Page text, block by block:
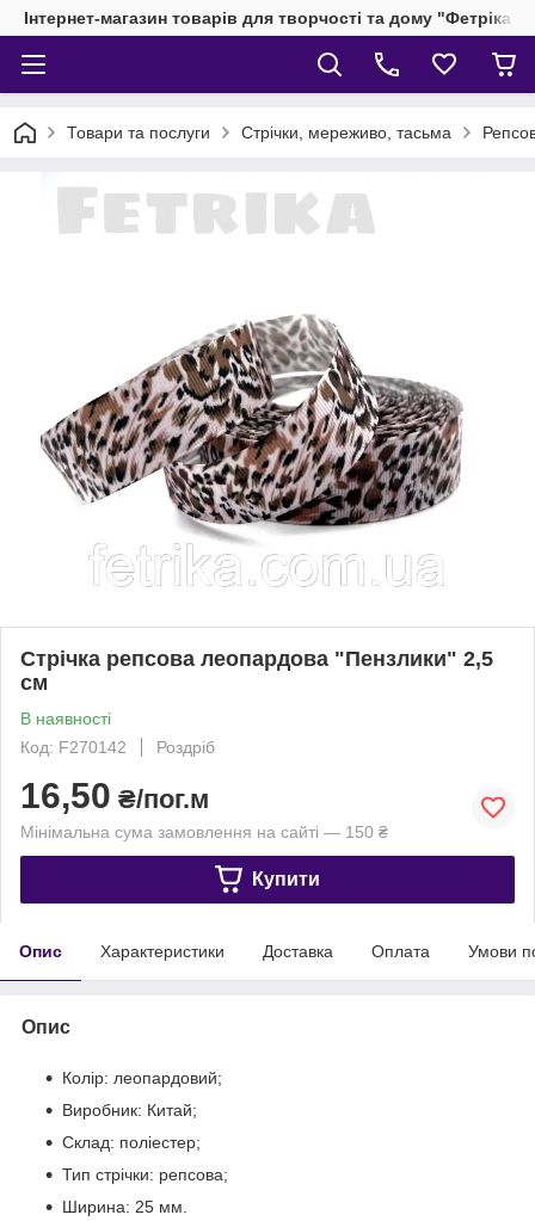
Інтернет-магазин товарів для творчості та дому "Фетріка"
Товари та послуги Стрічки, мереживо, тасьма
Стрічка репсова леопардова "Пензлики" 2,5
см
В наявності
Код: F270142
Роздріб
16,50 ₴/пог.м
Мінімальна сума замовлення на сайті — 150 ₴
Купити
Опис Характеристики Доставка Оплата Умови
Опис
Колір: леопардовий;
Виробник: Китай;
Склад: поліестер;
Тип стрічки: репсова;
Ширина: 25 мм.